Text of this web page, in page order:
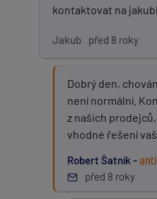
kontaktovat na
Jakub před 8 roky
Dobrý den,
není normální.
z našich
vhodné řešení
Robert Šatník -
před 8 roky